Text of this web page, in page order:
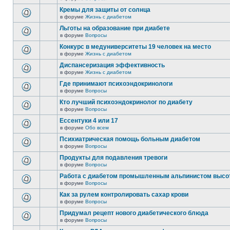
Кремы для защиты от солнца
в форуме Жизнь с диабетом
Льготы на образование при диабете
в форуме Вопросы
Конкурс в медуниверситеты 19 человек на место
в форуме Жизнь с диабетом
Диспансеризация эффективность
в форуме Жизнь с диабетом
Где принимают психоэндокринологи
в форуме Вопросы
Кто лучший психоэндокринолог по диабету
в форуме Вопросы
Ессентуки 4 или 17
в форуме Обо всем
Психиатрическая помощь больным диабетом
в форуме Вопросы
Продукты для подавления тревоги
в форуме Вопросы
Работа с диабетом промышленным альпинистом
в форуме Вопросы
Как за рулем контролировать сахар крови
в форуме Вопросы
Придумал рецепт нового диабетического блюда
в форуме Вопросы